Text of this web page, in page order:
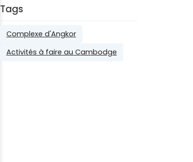
Tags
Complexe d'Angkor
Activités à faire au Cambodge